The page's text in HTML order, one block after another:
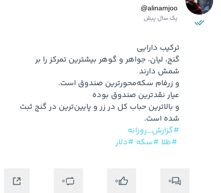
@alinamjoo
یک سال پیش
شده است.
#گزارش_روزانه
#طلا #سکه #دلار
0
0
0